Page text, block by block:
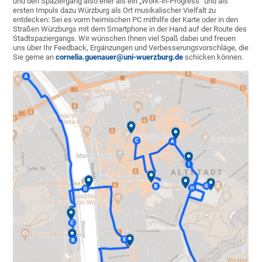
ersten Impuls dazu Würzburg als Ort musikalischer Vielfalt zu
entdecken: Sei es vorm heimischen PC mithilfe der Karte oder in den
Straßen Würzburgs mit dem Smartphone in der Hand auf der Route des
Stadtspaziergangs. Wir wünschen Ihnen viel Spaß dabei und freuen
uns über Ihr Feedback, Ergänzungen und Verbesserungsvorschläge, die
Sie gerne ancornelia.guenauer@uni-wuerzburg.de schicken können.